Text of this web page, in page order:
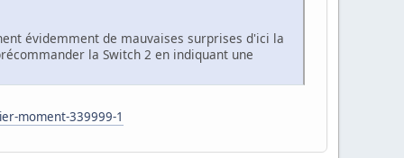
évidemment de mauvaises surprises d'ici la
la Switch 2 en indiquant une
moment-339999-1